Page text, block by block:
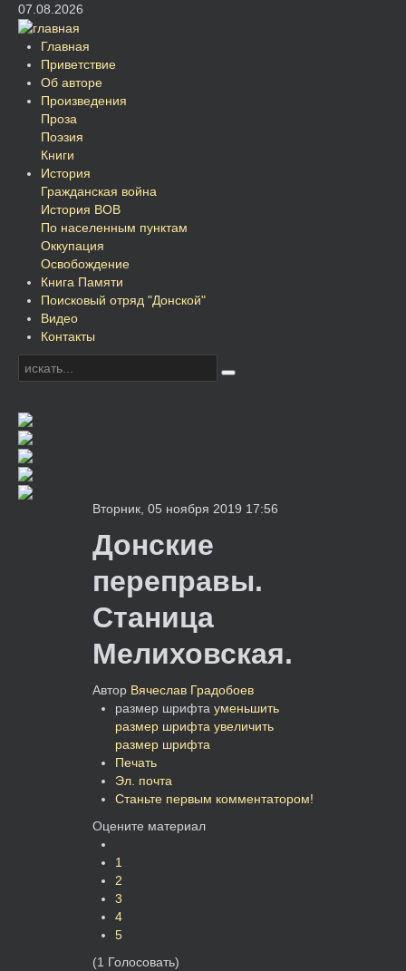
07.08.2026
Главная
Приветствие
Об авторе
Произведения
Проза
Поэзия
Книги
История
Гражданская война
История ВОВ
По населенным пунктам
Оккупация
Освобождение
Книга Памяти
Поисковый отряд "Донской"
Видео
Контакты
Вторник, 05 ноября 2019 17:56
Донские
переправы.
Станица
Мелиховская.
Автор Вячеслав Градобоев
размер шрифта уменьшить
размер шрифта увеличить
размер шрифта
Печать
Эл. почта
Станьте первым комментатором!
Оцените материал
1
2
3
4
5
(1 Голосовать)